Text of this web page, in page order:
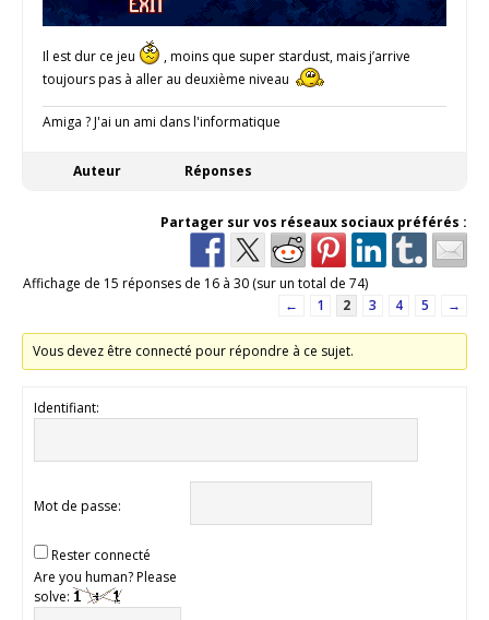
Il est dur ce jeu
, moins que super stardust, mais j’arrive
toujours pas à aller au deuxième niveau
Amiga ? J'ai un ami dans l'informatique
Auteur Réponses
Partager sur vos réseaux sociaux préférés :
Affichage de 15 réponses de 16 à 30 (sur un total de 74)
←
1 2 3 4 5 →
Vous devez être connecté pour répondre à ce sujet.
Identifiant:
Mot de passe:
Rester connecté
Are you human? Please
solve: